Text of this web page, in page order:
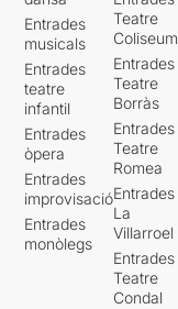
Entrades
musicals
Entrades
teatre
infantil
Entrades
òpera
Entrades
improvisació
Entrades
monòlegs
Teatre
Coliseum
Entrades
Teatre
Borràs
Entrades
Teatre
Romea
Entrades
La
Villarroel
Entrades
Teatre
Condal